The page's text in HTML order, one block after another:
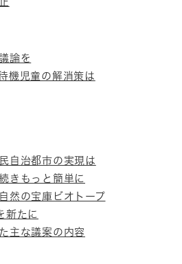
論を
機児童の解消策は
自治都市の実現は
きもっと簡単に
然の宝庫ビオトープ
新たに
主な議案の内容